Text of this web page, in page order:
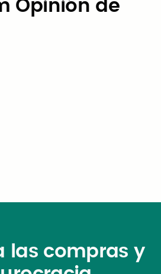
Opinión de
las compras y